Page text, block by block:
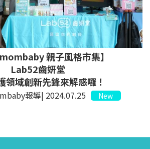
親子風格市集】
Lab52齒妍堂
領域創新先鋒來解惑囉！
報導| 2024.07.25 New